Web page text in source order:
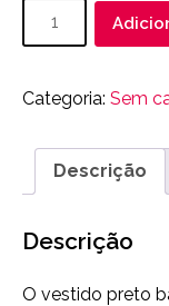
Categoria: Sem
Descrição
Descrição
O vestido preto